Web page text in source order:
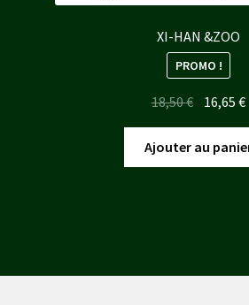
XI-HAN &ZOO
PROMO !
18,50€ Le
initial
était :
16,65€
Ajouter au